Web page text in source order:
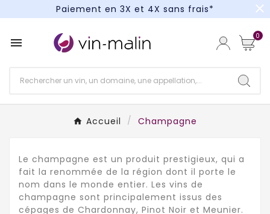
Paiement en 3X et 4X sans frais*
Paiement en 3X et 4X sans frais*
close
 0
Accueil Champagne
Le champagne est un produit prestigieux, qui a
fait la renommée de la région dont il porte le
nom dans le monde entier. Les vins de
champagne sont principalement issus des
cépages de Chardonnay, Pinot Noir et Meunier.